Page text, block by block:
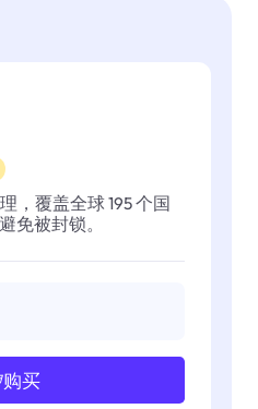
，覆盖全球 195 个国
免被封锁。
购买